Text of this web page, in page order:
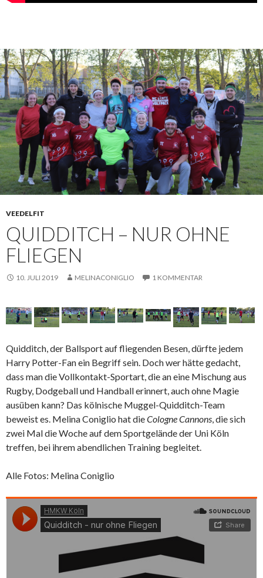
VEEDELFIT
QUIDDITCH – NUR OHNE
FLIEGEN
10. JULI 2019 MELINACONIGLIO 1 KOMMENTAR
Quidditch, der Ballsport auf fliegenden Besen, dürfte jedem
Harry Potter-Fan ein Begriff sein. Doch wer hätte gedacht,
dass man die Vollkontakt-Sportart, die an eine Mischung aus
Rugby, Dodgeball und Handball erinnert, auch ohne Magie
ausüben kann? Das kölnische Muggel-Quidditch-Team
beweist es. Melina Coniglio hat dieCologne Cannons, die sich
zwei Mal die Woche auf dem Sportgelände der Uni Köln
treffen, bei ihrem abendlichen Training begleitet.
Alle Fotos: Melina Coniglio